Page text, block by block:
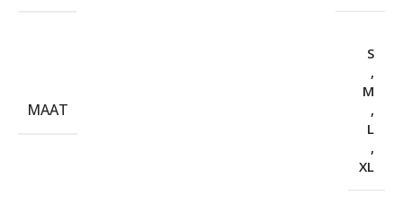
MAAT
S
,
M
,
L
,
XL